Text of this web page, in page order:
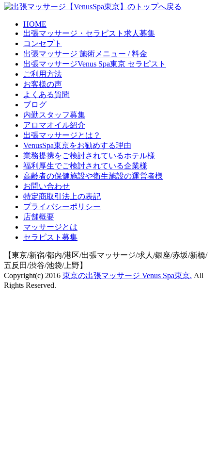
HOME
出張マッサージ・セラピスト求人募集
コンセプト
出張マッサージ 施術メニュー / 料金
出張マッサージVenus Spa東京 セラピスト
ご利用方法
お客様の声
よくある質問
ブログ
内勤スタッフ募集
アロマオイル紹介
出張マッサージとは？
VenusSpa東京をお勧めする理由
業務提携をご検討されているホテル様
福利厚生でご検討されている企業様
高齢者の保健施設や衛生施設の運営者様
お問い合わせ
特定商取引法上の表記
プライバシーポリシー
店舗概要
マッサージとは
セラピスト募集
【東京/新宿/都内/港区/出張マッサージ/求人/銀座/赤坂/新橋/
五反田/渋谷/池袋/上野】
Copyright(c) 2016 東京の出張マッサージ Venus Spa東京. All
Rights Reserved.